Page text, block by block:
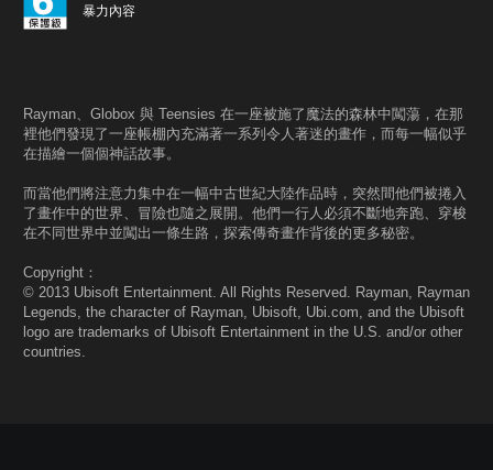
暴力內容
Rayman、Globox 與 Teensies 在一座被施了魔法的森林中闖蕩，在那
裡他們發現了一座帳棚內充滿著一系列令人著迷的畫作，而每一幅似乎
在描繪一個個神話故事。
而當他們將注意力集中在一幅中古世紀大陸作品時，突然間他們被捲入
了畫作中的世界、冒險也隨之展開。他們一行人必須不斷地奔跑、穿梭
在不同世界中並闖出一條生路，探索傳奇畫作背後的更多秘密。
Copyright：
© 2013 Ubisoft Entertainment. All Rights Reserved. Rayman, Rayman
Legends, the character of Rayman, Ubisoft, Ubi.com, and the Ubisoft
logo are trademarks of Ubisoft Entertainment in the U.S. and/or other
countries.